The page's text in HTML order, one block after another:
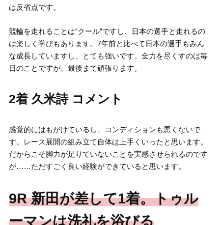
は反省点です。
競輪を走れることは“クール”ですし、日本の選手と走れるの
は楽しく学びもあります。7年前と比べて日本の選手もみん
な成長していますし、とても強いです。全力を尽くすのは毎
日のことですが、最後まで頑張ります。
2着 久米詩 コメント
感覚的にはもがけているし、コンディションも悪くないで
す。レース展開の組み立て自体は上手くいったと思います。
だからこそ脚力が足りていないことを実感させられるのです
が……ただすごく良い経験ができていると思います。
9R 新田が差して1着。トゥル
ーマンは洗礼を浴びる